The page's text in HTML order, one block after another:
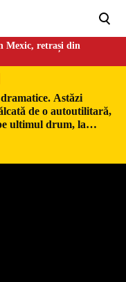
Mexic, retrași din
Astăzi
de o autoutilitară,
ultimul drum, la